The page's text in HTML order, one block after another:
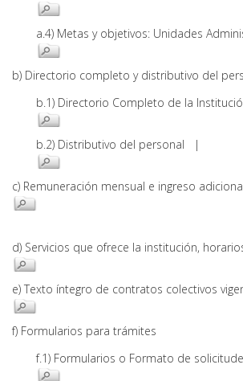
a.4) Metas y objetivos: Unidades
b) Directorio completo y distributivo del
b.1) Directorio Completo de la
b.2) Distributivo del personal |
c) Remuneración mensual e ingreso
d) Servicios que ofrece la institución,
e) Texto íntegro de contratos colectivos
f) Formularios para trámites
f.1) Formularios o Formato de